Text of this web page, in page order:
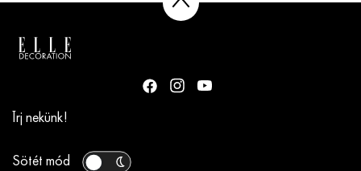
Írj nekünk!
Sötét mód